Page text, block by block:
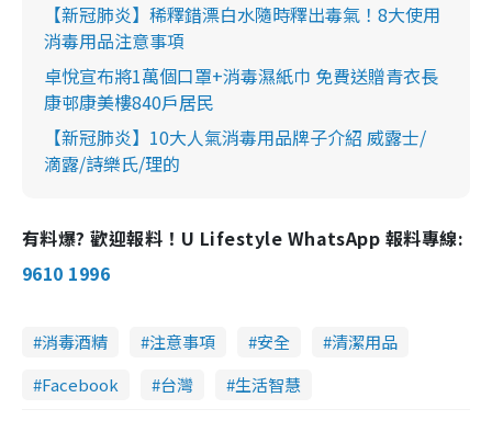
【新冠肺炎】稀釋錯漂白水隨時釋出毒氣！8大使用
消毒用品注意事項
卓悅宣布將1萬個口罩+消毒濕紙巾 免費送贈青衣長
康邨康美樓840戶居民
【新冠肺炎】10大人氣消毒用品牌子介紹 威露士/
滴露/詩樂氏/理的
有料爆? 歡迎報料！U Lifestyle WhatsApp 報料專線:
9610 1996
消毒酒精 注意事項 安全
清潔用品
Facebook
台灣 生活智慧